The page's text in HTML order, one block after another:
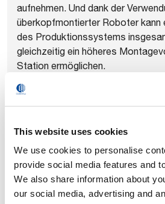
This website uses cookies
We use cookies to personalise
provide social media features and
We also share information about
our social media, advertising and
aufnehmen. Und dank der
überkopfmontierter Roboter kann
des Produktionssystems
gleichzeitig ein höheres
Station ermöglichen.